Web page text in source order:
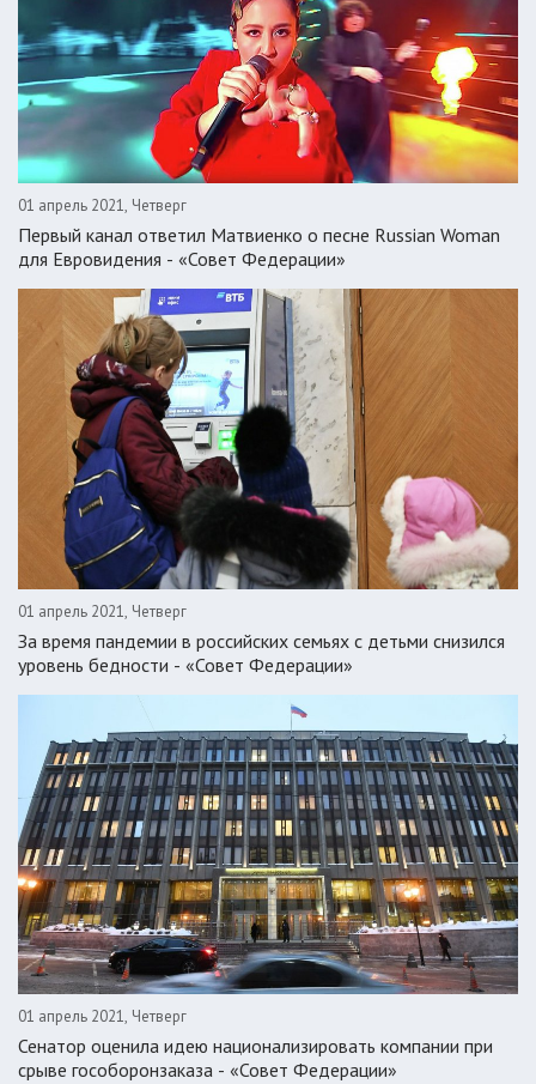
01 апрель 2021, Четверг
Первый канал ответил Матвиенко о песне Russian Woman
для Евровидения - «Совет Федерации»
01 апрель 2021, Четверг
За время пандемии в российских семьях с детьми снизился
уровень бедности - «Совет Федерации»
01 апрель 2021, Четверг
Сенатор оценила идею национализировать компании при
срыве гособоронзаказа - «Совет Федерации»